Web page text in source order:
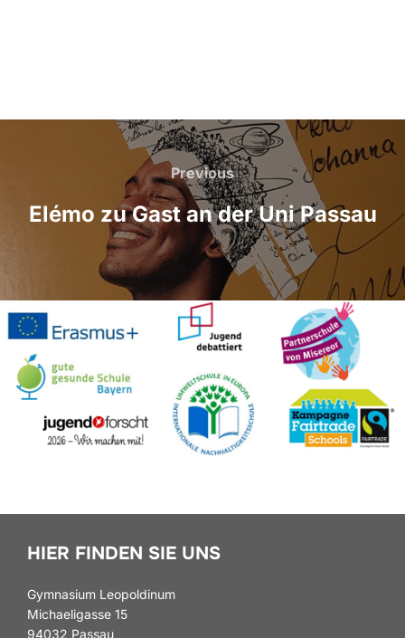
Beitragsnavigation
Previous
Previous
Elémo zu Gast an der Uni Passau
HIER FINDEN SIE UNS
Gymnasium Leopoldinum
Michaeligasse 15
94032 Passau